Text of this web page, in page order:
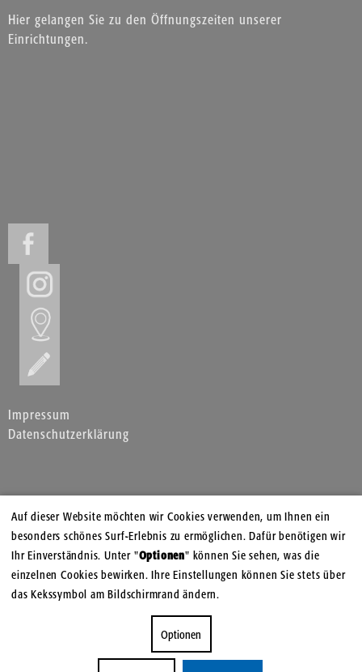
Hier gelangen Sie zu den Öffnungszeiten unserer
Einrichtungen.
Impressum
Datenschutzerklärung
Auf dieser Website möchten wir Cookies verwenden, um Ihnen ein
besonders schönes Surf-Erlebnis zu ermöglichen. Dafür benötigen wir
Ihr Einverständnis. Unter "Optionen" können Sie sehen, was die
einzelnen Cookies bewirken. Ihre Einstellungen können Sie stets über
das Kekssymbol am Bildschirmrand ändern.
Optionen